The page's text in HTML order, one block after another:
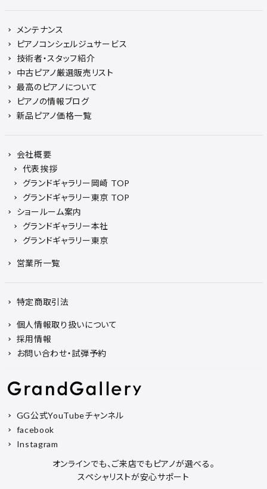
メンテナンス
ピアノコンシェルジュサービス
技術者・スタッフ紹介
中古ピアノ厳選販売リスト
最高のピアノについて
ピアノの情報ブログ
新品ピアノ価格一覧
会社概要
代表挨拶
グランドギャラリー岡崎 TOP
グランドギャラリー東京 TOP
ショールーム案内
グランドギャラリー本社
グランドギャラリー東京
営業所一覧
特定商取引法
個人情報取り扱いについて
採用情報
お問い合わせ・試弾予約
GG公式YouTubeチャンネル
facebook
Instagram
オンラインでも、ご来店でもピアノが選べる。
スペシャリストが安心サポート